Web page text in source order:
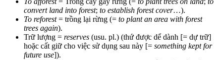
convert land into forest; to establish forest cover…).
To reforest= trồng lại rừng (= to plant an area with forest
trees again).
Trữ lượng = reserves (usu. pl.) (thứ được dể dành [= dự trữ]
hoặc cất giữ cho việc sử dụng sau này [= something kept for
future use]).